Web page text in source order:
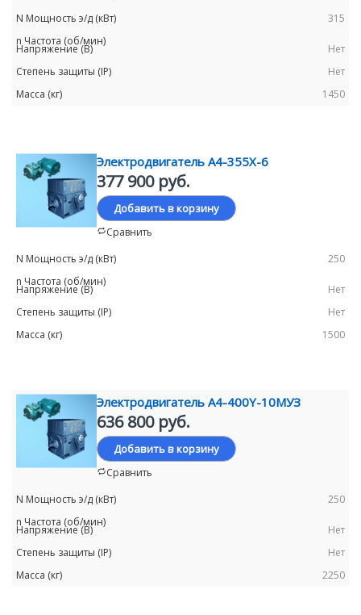
315
Нет
Нет
1450
Электродвигатель А4-355Х-6
377 900 руб.
Добавить в корзину
Сравнить
250
Нет
Нет
1500
Электродвигатель А4-400Y-10МУЗ
636 800 руб.
Добавить в корзину
Сравнить
250
Нет
Нет
2250